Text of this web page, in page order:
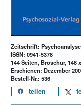
Zeitschrift:
ISSN: 0941-5378
144 Seiten, Broschur, 148
Erschienen: Dezember
Bestell-Nr.: 536
teilen